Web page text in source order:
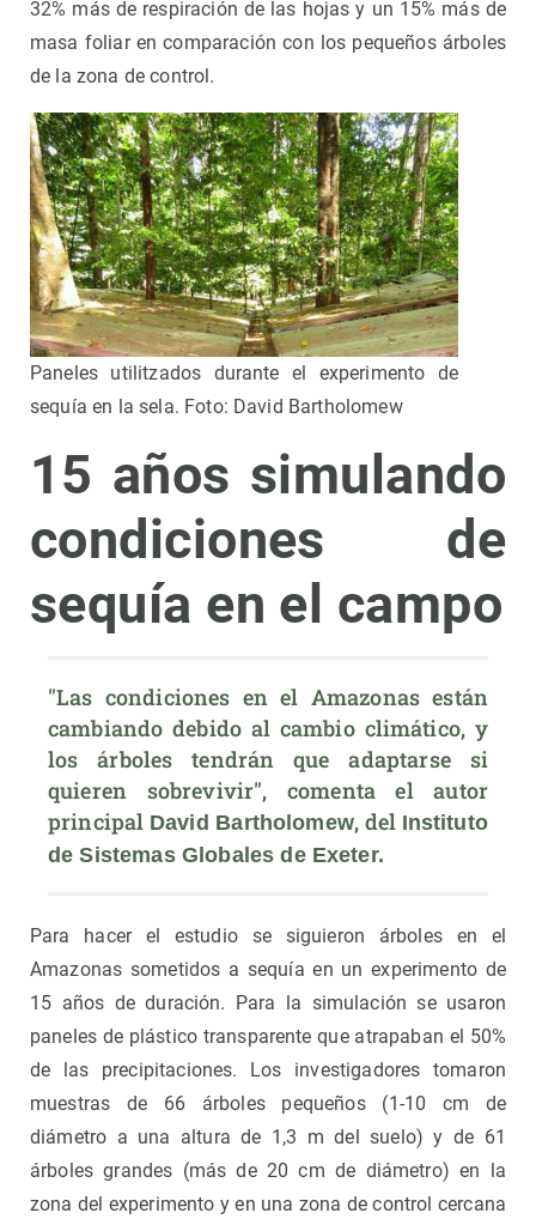
32% más de respiración de las hojas y un 15% más de
masa foliar en comparación con los pequeños árboles
de la zona de control.
Paneles utilitzados durante el experimento de
sequía en la sela. Foto: David Bartholomew
15 años simulando
condiciones de
sequía en el campo
"Las condiciones en el Amazonas están
cambiando debido al cambio climático, y
los árboles tendrán que adaptarse si
quieren sobrevivir", comenta el autor
principal David Bartholomew, del Instituto
de Sistemas Globales de Exeter.
Para hacer el estudio se siguieron árboles en el
Amazonas sometidos a sequía en un experimento de
15 años de duración. Para la simulación se usaron
paneles de plástico transparente que atrapaban el 50%
de las precipitaciones. Los investigadores tomaron
muestras de 66 árboles pequeños (1-10 cm de
diámetro a una altura de 1,3 m del suelo) y de 61
árboles grandes (más de 20 cm de diámetro) en la
zona del experimento y en una zona de control cercana